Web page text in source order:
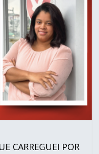
CARREGUEI POR